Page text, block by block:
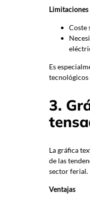
Limitaciones
Coste
Es
3.
La gráfica
de las
sector ferial.
Ventajas